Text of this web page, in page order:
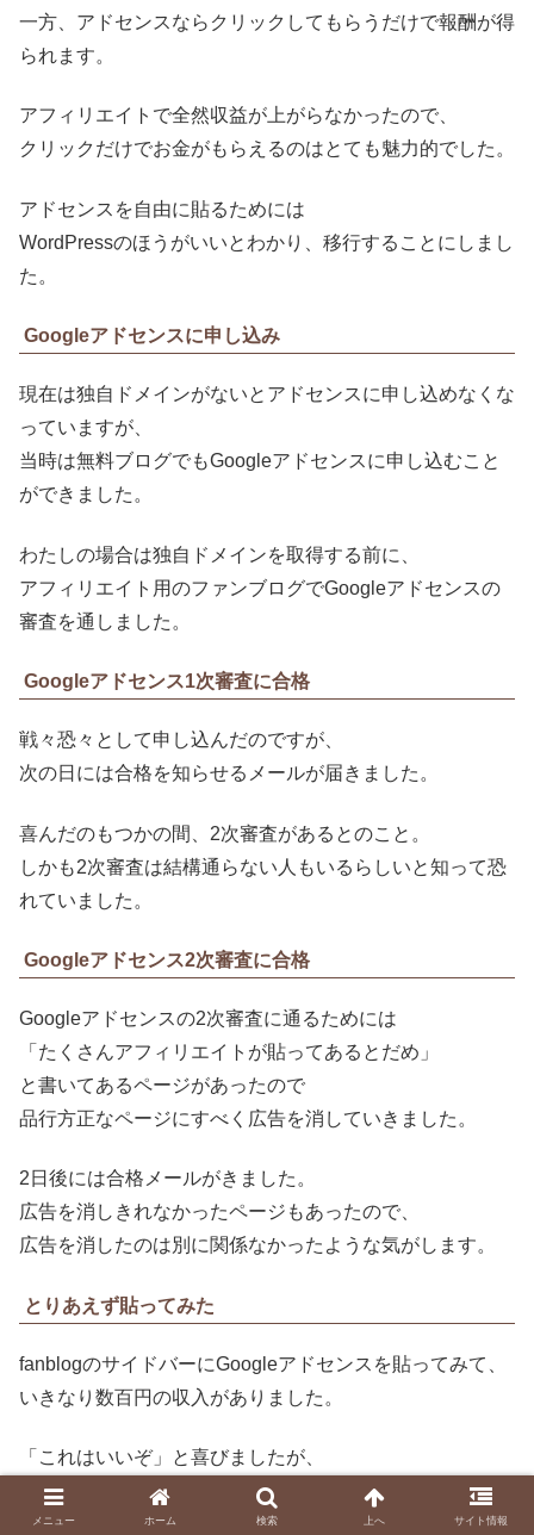
一方、アドセンスならクリックしてもらうだけで報酬が得
られます。
アフィリエイトで全然収益が上がらなかったので、
クリックだけでお金がもらえるのはとても魅力的でした。
アドセンスを自由に貼るためには
WordPressのほうがいいとわかり、移行することにしまし
た。
Googleアドセンスに申し込み
現在は独自ドメインがないとアドセンスに申し込めなくな
っていますが、
当時は無料ブログでもGoogleアドセンスに申し込むこと
ができました。
わたしの場合は独自ドメインを取得する前に、
アフィリエイト用のファンブログでGoogleアドセンスの
審査を通しました。
Googleアドセンス1次審査に合格
戦々恐々として申し込んだのですが、
次の日には合格を知らせるメールが届きました。
喜んだのもつかの間、2次審査があるとのこと。
しかも2次審査は結構通らない人もいるらしいと知って恐
れていました。
Googleアドセンス2次審査に合格
Googleアドセンスの2次審査に通るためには
「たくさんアフィリエイトが貼ってあるとだめ」
と書いてあるページがあったので
品行方正なページにすべく広告を消していきました。
2日後には合格メールがきました。
広告を消しきれなかったページもあったので、
広告を消したのは別に関係なかったような気がします。
とりあえず貼ってみた
fanblogのサイドバーにGoogleアドセンスを貼ってみて、
いきなり数百円の収入がありました。
「これはいいぞ」と喜びましたが、
またすぐに0円に戻ってしまいました。
リピーターの方が物珍しくてクリックしてくれたのかもし
メニュー ホーム 検索 上へ サイト情報